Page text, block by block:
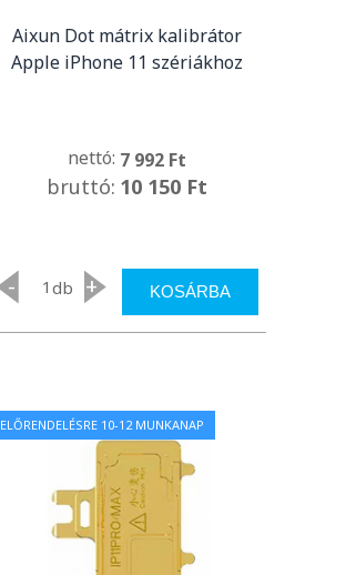
Aixun Dot mátrix kalibrátor
Apple iPhone 11 szériákhoz
nettó: 7 992 Ft
bruttó: 10 150 Ft
- db + KOSÁRBA
ELŐRENDELÉSRE 10-12 MUNKANAP